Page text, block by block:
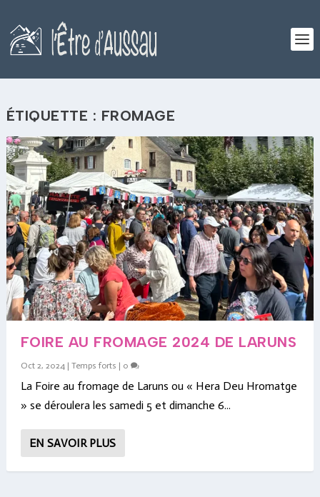
ÉTIQUETTE : FROMAGE
FOIRE AU FROMAGE 2024 DE LARUNS
Oct 2, 2024| Temps forts | 0
La Foire au fromage de Laruns ou « Hera Deu Hromatge
» se déroulera les samedi 5 et dimanche 6...
EN SAVOIR PLUS